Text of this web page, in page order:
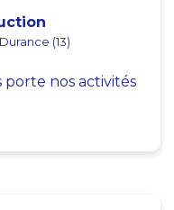
(13)
porte nos activités